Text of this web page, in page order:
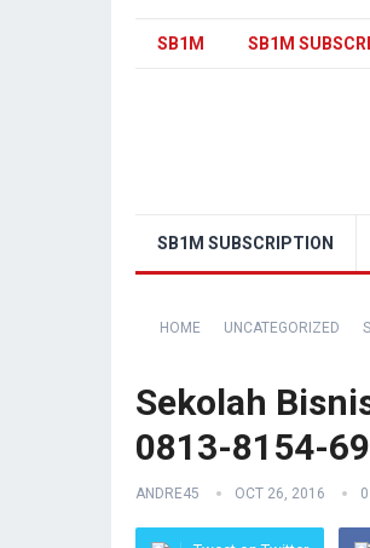
SB1M SB1M
SB1M SUBSCRIPTION
HOME UNCATEGORIZED
Sekolah
0813-8154-
ANDRE45 OCT 26, 2016